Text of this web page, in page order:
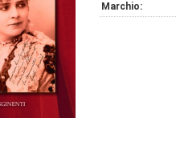
Marchio: